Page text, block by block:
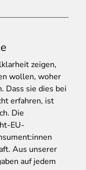
zeigen,
wollen, woher
Dass sie dies bei
erfahren, ist
Die
EU-
Aus unserer
auf jedem